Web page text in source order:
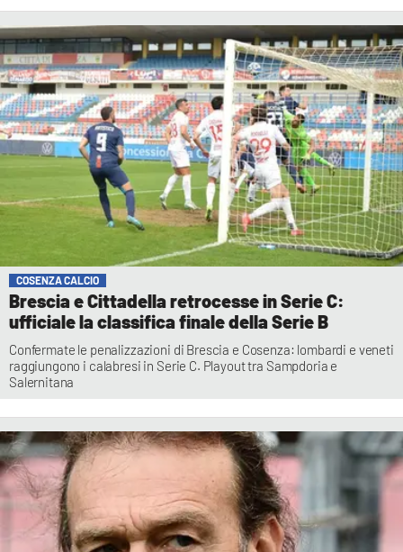
COSENZA CALCIO
Brescia e Cittadella retrocesse in Serie C:
ufficiale la classifica finale della Serie B
Confermate le penalizzazioni di Brescia e Cosenza: lombardi e veneti
raggiungono i calabresi in Serie C. Playout tra Sampdoria e
Salernitana